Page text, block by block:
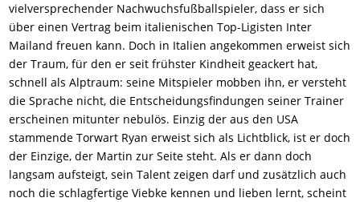
vielversprechender Nachwuchsfußballspieler, dass er sich
über einen Vertrag beim italienischen Top-Ligisten Inter
Mailand freuen kann. Doch in Italien angekommen erweist sich
der Traum, für den er seit frühster Kindheit geackert hat,
schnell als Alptraum: seine Mitspieler mobben ihn, er versteht
die Sprache nicht, die Entscheidungsfindungen seiner Trainer
erscheinen mitunter nebulös. Einzig der aus den USA
stammende Torwart Ryan erweist sich als Lichtblick, ist er doch
der Einzige, der Martin zur Seite steht. Als er dann doch
langsam aufsteigt, sein Talent zeigen darf und zusätzlich auch
noch die schlagfertige Viebke kennen und lieben lernt, scheint